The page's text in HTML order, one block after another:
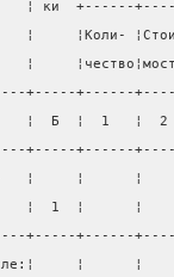
¦ ки  +------
¦Коли- ¦Стои-
¦чество¦мость¦
+-----+------
¦  Б  ¦  1   ¦  2
+-----+------
-   ¦     ¦
¦  1  ¦
+-----+------
¦